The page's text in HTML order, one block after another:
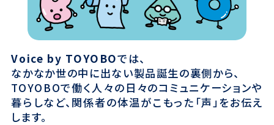
Voice by TOYOBOでは、
なかなか世の中に出ない製品誕生の裏側から、
TOYOBOで働く人々の日々のコミュニケーションや
暮らしなど、関係者の体温がこもった「声」をお伝え
します。